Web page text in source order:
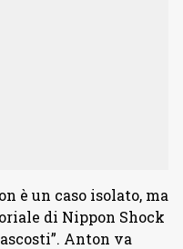
è un caso isolato, ma
di Nippon Shock
Anton va